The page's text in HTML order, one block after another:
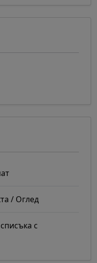
/ Оглед
с